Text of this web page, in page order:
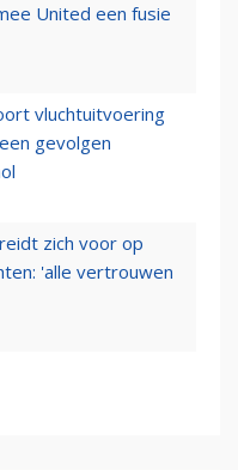
United een fusie
vluchtuitvoering
gevolgen
zich voor op
'alle vertrouwen